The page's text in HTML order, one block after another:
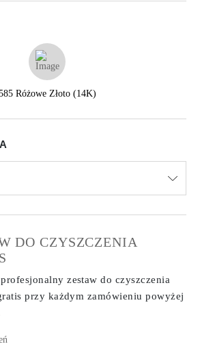
Różowe Złoto (14K)
DO CZYSZCZENIA
zestaw do czyszczenia
przy każdym zamówieniupowyżej